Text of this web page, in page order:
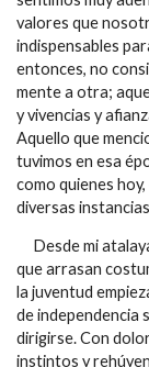
valores que
indispensables
entonces, no
mente a otra;
y vivencias y
Aquello que
tuvimos en esa
como quienes
diversas
Desde mi
que arrasan
la juventud
de independencia
dirigirse. Con
instintos y